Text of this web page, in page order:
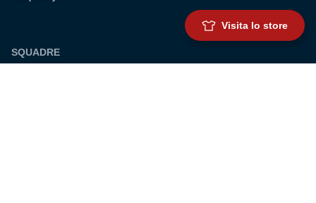
SQUADRE
Visita lo store